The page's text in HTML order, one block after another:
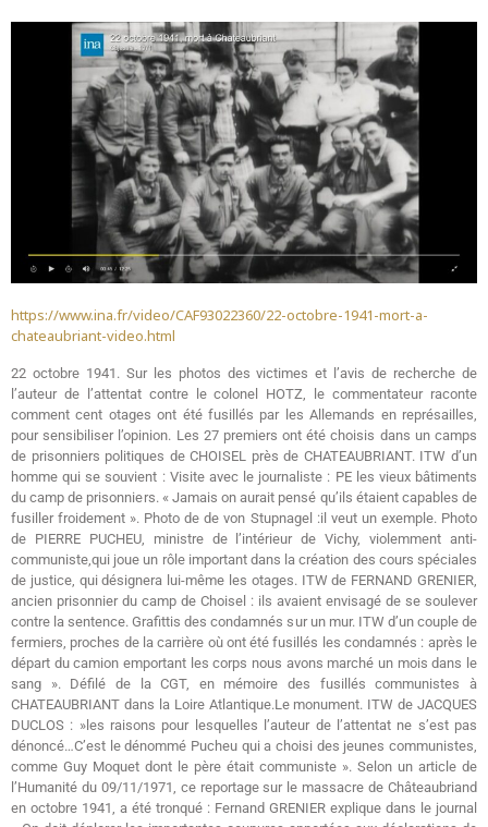
https://www.ina.fr/video/CAF93022360/22-octobre-1941-mort-a-
chateaubriant-video.html
22 octobre 1941. Sur les photos des victimes et l’avis de recherche de
l’auteur de l’attentat contre le colonel HOTZ, le commentateur raconte
comment cent otages ont été fusillés par les Allemands en représailles,
pour sensibiliser l’opinion. Les 27 premiers ont été choisis dans un camps
de prisonniers politiques de CHOISEL près de CHATEAUBRIANT. ITW d’un
homme qui se souvient : Visite avec le journaliste : PE les vieux bâtiments
du camp de prisonniers. « Jamais on aurait pensé qu’ils étaient capables de
fusiller froidement ». Photo de de von Stupnagel :il veut un exemple. Photo
de PIERRE PUCHEU, ministre de l’intérieur de Vichy, violemment anti-
communiste,qui joue un rôle important dans la création des cours spéciales
de justice, qui désignera lui-même les otages. ITW de FERNAND GRENIER,
ancien prisonnier du camp de Choisel : ils avaient envisagé de se soulever
contre la sentence. Grafittis des condamnés sur un mur. ITW d’un couple de
fermiers, proches de la carrière où ont été fusillés les condamnés : après le
départ du camion emportant les corps nous avons marché un mois dans le
sang ». Défilé de la CGT, en mémoire des fusillés communistes à
CHATEAUBRIANT dans la Loire Atlantique.Le monument. ITW de JACQUES
DUCLOS : »les raisons pour lesquelles l’auteur de l’attentat ne s’est pas
dénoncé…C’est le dénommé Pucheu qui a choisi des jeunes communistes,
comme Guy Moquet dont le père était communiste ». Selon un article de
l’Humanité du 09/11/1971, ce reportage sur le massacre de Châteaubriand
en octobre 1941, a été tronqué : Fernand GRENIER explique dans le journal